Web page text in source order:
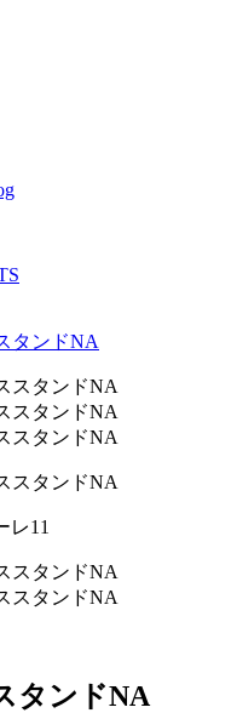
タンドNA
レ11
タンドNA